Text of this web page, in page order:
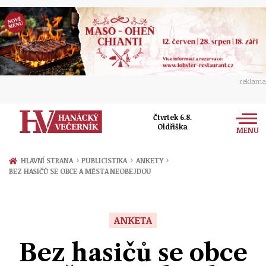
reklama
Čtvrtek 6.8.
Oldřiška
MENU
Zprávy
Přerov
Ekonomika
Ženy
Sport
HLAVNÍ STRANA › PUBLICISTIKA › ANKETY ›
BEZ HASIČŮ SE OBCE A MĚSTA NEOBEJDOU
ANKETA
Bez hasičů se obce